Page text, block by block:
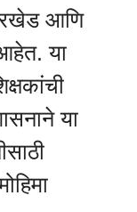
आणि
या
या